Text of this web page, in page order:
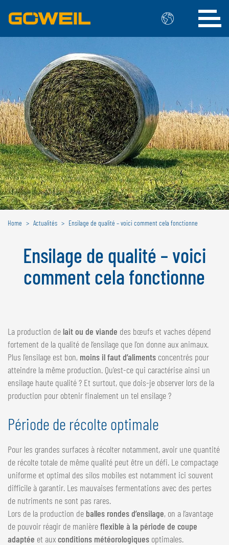
Choisissez votre langue/votre pays
INTERNATIONAL
GÖWEIL
DEUTSCH
ENGLISH
FRANÇAIS
NEDERLANDS
ESPAÑOL
POLSKI
ČESKÝ
BELGIQUE
GÖWEIL BNL
FRANÇAIS
DEUTSCH
FRANÇAIS
Home Actualités Ensilage de qualité – voici comment cela fonctionne
Ensilage de qualité – voici
comment cela fonctionne
La production de lait ou de viande des bœufs et vaches dépend
fortement de la qualité de l’ensilage que l'on donne aux animaux.
Plus l’ensilage est bon, moins il faut d’aliments concentrés pour
atteindre la même production. Qu’est-ce qui caractérise ainsi un
ensilage haute qualité ? Et surtout, que dois-je observer lors de la
production pour obtenir finalement un tel ensilage ?
Période de récolte optimale
Pour les grandes surfaces à récolter notamment, avoir une quantité
de récolte totale de même qualité peut être un défi. Le compactage
uniforme et optimal des silos mobiles est notamment ici souvent
difficile à garantir. Les mauvaises fermentations avec des pertes
de nutriments ne sont pas rares.
Lors de la production de balles rondes d’ensilage, on a l’avantage
de pouvoir réagir de manièreflexible à la période de coupe
adaptée et auxconditions météorologiques optimales.